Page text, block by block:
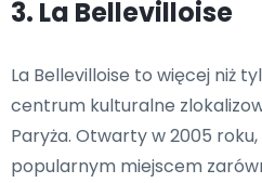
3. La Bellevilloise
La Bellevilloise to więcej niż
centrum kulturalne
Paryża. Otwarty w 2005 roku,
popularnym miejscem